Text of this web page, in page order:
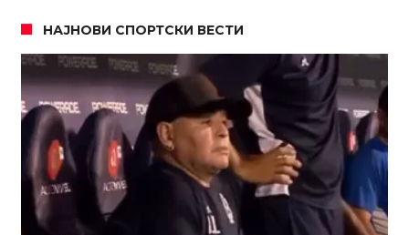
НАЈНОВИ СПОРТСКИ ВЕСТИ